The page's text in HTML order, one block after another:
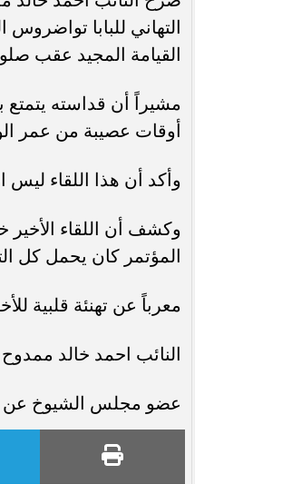
التهاني للبابا تواضروس
القيامة المجيد عقب
مشيراً أن قداسته
أوقات عصيبة من عمر
وأكد أن هذا اللقاء ليس
وكشف أن اللقاء الأخير
المؤتمر كان يحمل كل
معرباً عن تهنئة قلبية
النائب احمد خالد ممدوح
عضو مجلس الشيوخ عن
وتحقيق...